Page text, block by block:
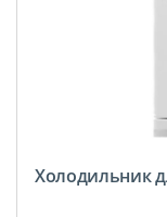
Холодильник